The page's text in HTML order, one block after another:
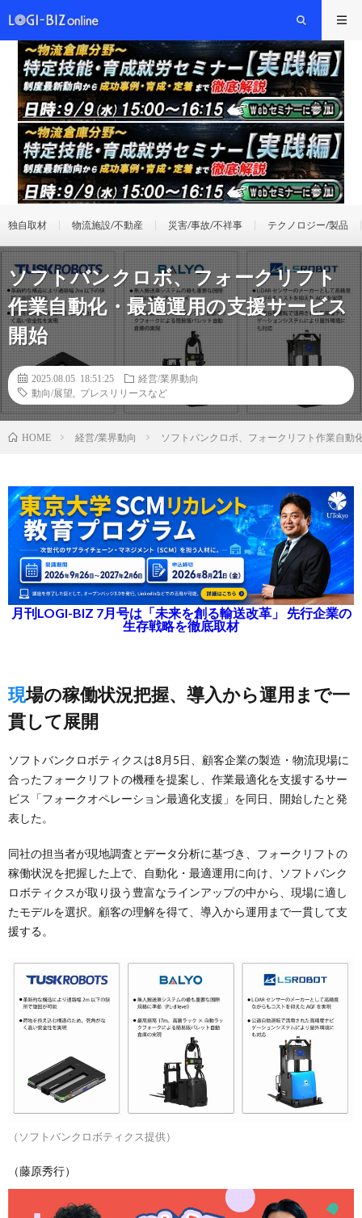
独自取材 物流施設/不動産 災害/事故/不祥事 テクノロジー/製品
ソフトバンクロボ、フォークリフト
作業自動化・最適運用の支援サービス
開始
2025.08.05 18:51:25
経営/業界動向
動向/展望
プレスリリースなど
HOME 経営/業界動向 ソフトバンクロボ、フォークリフト作業自動
月刊LOGI-BIZ 7月号は「未来を創る輸送改革」 先行企業の
生存戦略を徹底取材
現場の稼働状況把握、導入から運用まで一
貫して展開
ソフトバンクロボティクスは8月5日、顧客企業の製造・物流現場に
合ったフォークリフトの機種を提案し、作業最適化を支援するサー
ビス「フォークオペレーション最適化支援」を同日、開始したと発
表した。
同社の担当者が現地調査とデータ分析に基づき、フォークリフトの
稼働状況を把握した上で、自動化・最適運用に向け、ソフトバンク
ロボティクスが取り扱う豊富なラインアップの中から、現場に適し
たモデルを選択。顧客の理解を得て、導入から運用まで一貫して支
援する。
（ソフトバンクロボティクス提供）
（藤原秀行）